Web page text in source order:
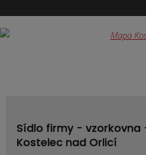
Sídlo firmy - vzorkovna
Kostelec nad Orlicí